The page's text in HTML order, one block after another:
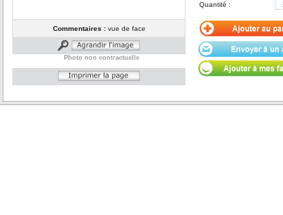
Commentaires :vue de face
Photo non contractuelle
Quantité :